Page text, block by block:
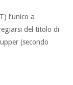
l’unico a
del titolo di
(secondo